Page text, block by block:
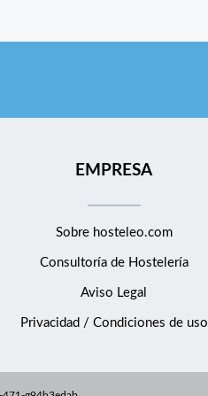
EMPRESA
Sobre hosteleo.com
Consultoría de Hostelería
Aviso Legal
Privacidad / Condiciones de uso